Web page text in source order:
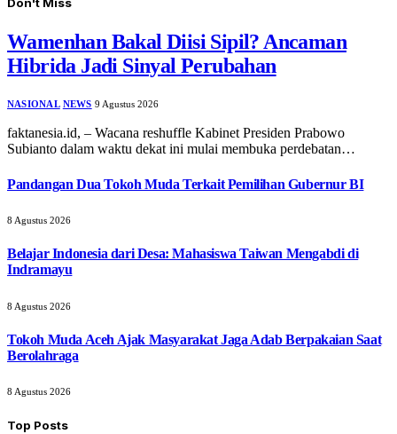
Don't Miss
Wamenhan Bakal Diisi Sipil? Ancaman
Hibrida Jadi Sinyal Perubahan
NASIONAL NEWS 9 Agustus 2026
faktanesia.id, – Wacana reshuffle Kabinet Presiden Prabowo
Subianto dalam waktu dekat ini mulai membuka perdebatan…
Pandangan Dua Tokoh Muda Terkait Pemilihan Gubernur BI
8 Agustus 2026
Belajar Indonesia dari Desa: Mahasiswa Taiwan Mengabdi di
Indramayu
8 Agustus 2026
Tokoh Muda Aceh Ajak Masyarakat Jaga Adab Berpakaian Saat
Berolahraga
8 Agustus 2026
Top Posts